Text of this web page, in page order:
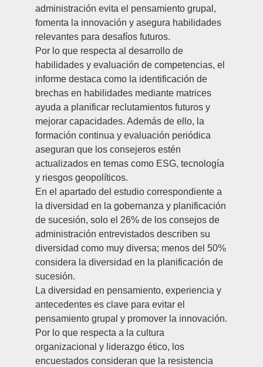
administración evita el pensamiento grupal,
fomenta la innovación y asegura habilidades
relevantes para desafíos futuros.
Por lo que respecta al desarrollo de
habilidades y evaluación de competencias, el
informe destaca como la identificación de
brechas en habilidades mediante matrices
ayuda a planificar reclutamientos futuros y
mejorar capacidades. Además de ello, la
formación continua y evaluación periódica
aseguran que los consejeros estén
actualizados en temas como ESG, tecnología
y riesgos geopolíticos.
En el apartado del estudio correspondiente a
la diversidad en la gobernanza y planificación
de sucesión, solo el 26% de los consejos de
administración entrevistados describen su
diversidad como muy diversa; menos del 50%
considera la diversidad en la planificación de
sucesión.
La diversidad en pensamiento, experiencia y
antecedentes es clave para evitar el
pensamiento grupal y promover la innovación.
Por lo que respecta a la cultura
organizacional y liderazgo ético, los
encuestados consideran que la resistencia